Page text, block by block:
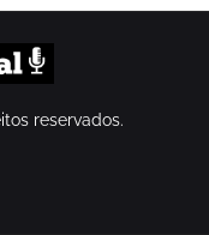
reservados.